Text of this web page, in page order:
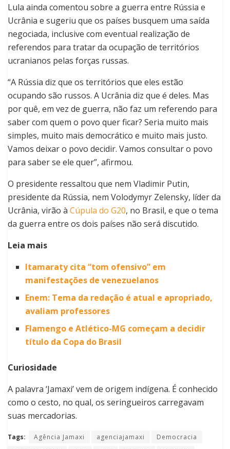
Lula ainda comentou sobre a guerra entre Rússia e
Ucrânia e sugeriu que os países busquem uma saída
negociada, inclusive com eventual realização de
referendos para tratar da ocupação de territórios
ucranianos pelas forças russas.
“A Rússia diz que os territórios que eles estão
ocupando são russos. A Ucrânia diz que é deles. Mas
por quê, em vez de guerra, não faz um referendo para
saber com quem o povo quer ficar? Seria muito mais
simples, muito mais democrático e muito mais justo.
Vamos deixar o povo decidir. Vamos consultar o povo
para saber se ele quer”, afirmou.
O presidente ressaltou que nem Vladimir Putin,
presidente da Rússia, nem Volodymyr Zelensky, líder da
Ucrânia, virão à Cúpula do G20, no Brasil, e que o tema
da guerra entre os dois países não será discutido.
Leia mais
Itamaraty cita “tom ofensivo” em
manifestações de venezuelanos
Enem: Tema da redação é atual e apropriado,
avaliam professores
Flamengo e Atlético-MG começam a decidir
título da Copa do Brasil
Curiosidade
A palavra ‘Jamaxi’ vem de origem indígena. É conhecido
como o cesto, no qual, os seringueiros carregavam
suas mercadorias.
Tags: Agência Jamaxi agenciajamaxi
Democracia